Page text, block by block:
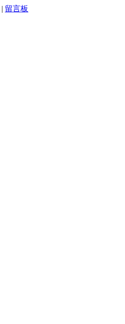
| 留言板